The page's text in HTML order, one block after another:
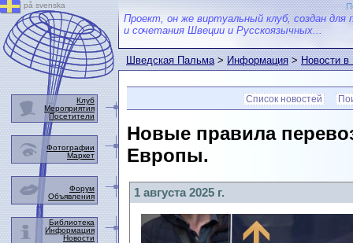
Проект, он же виртуальный клуб, создан для
и сочетания Швеции и Русскоязычных...
Шведская Пальма>Информация>Новости
Список новостей
Новые правила
Европы.
1 августа 2025 г.
på svenska
Клуб
Мероприятия
Посетители
Фотографии
Маркет
Форум
Объявления
Библиотека
Информация
Новости